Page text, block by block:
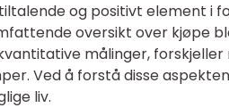
og positivt element i
oversikt over kjøpe
målinger,
Ved å forstå disse
liv.